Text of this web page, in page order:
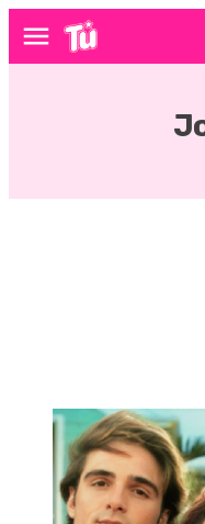
Menú